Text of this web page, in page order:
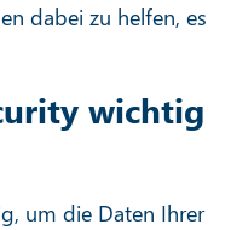
dabei zu helfen, es
wichtig
um die Daten Ihrer